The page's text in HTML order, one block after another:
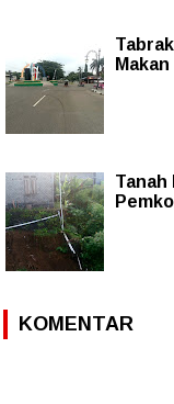
Tanah
KOMENTAR